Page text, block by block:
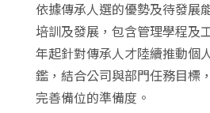
依據傳承人選的優勢及待發展
培訓及發展，包含管理學程及
年起針對傳承人才陸續推動個
鑑，結合公司與部門任務目標
完善備位的準備度。